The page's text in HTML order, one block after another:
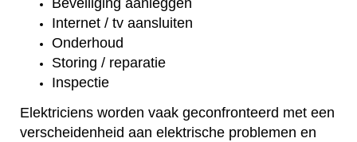
Internet / tv aansluiten
Onderhoud
Storing / reparatie
Inspectie
Elektriciens worden vaak geconfronteerd met een
verscheidenheid aan elektrische problemen en